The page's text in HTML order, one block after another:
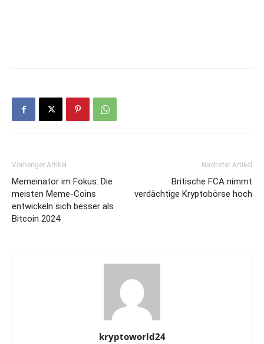
Vorheriger Artikel
Memeinator im Fokus: Die
meisten Meme-Coins
entwickeln sich besser als
Bitcoin 2024
Nächster Artikel
Britische FCA nimmt
verdächtige Kryptobörse hoch
kryptoworld24